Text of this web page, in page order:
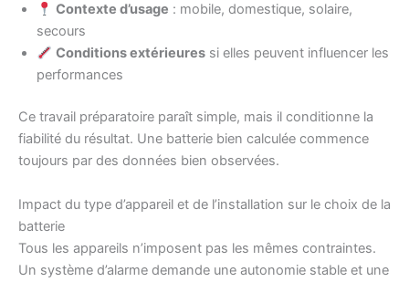
Contexte d’usage : mobile, domestique, solaire,
secours
Conditions extérieuressi elles peuvent influencer les
performances
Ce travail préparatoire paraît simple, mais il conditionne la
fiabilité du résultat. Une batterie bien calculée commence
toujours par des données bien observées.
Impact du type d’appareil et de l’installation sur le choix de la
batterie
Tous les appareils n’imposent pas les mêmes contraintes.
Un système d’alarme demande une autonomie stable et une